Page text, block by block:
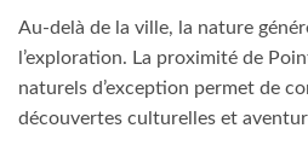
Au-delà de la ville, la nature
l’exploration. La proximité de
naturels d’exception permet de
découvertes culturelles et